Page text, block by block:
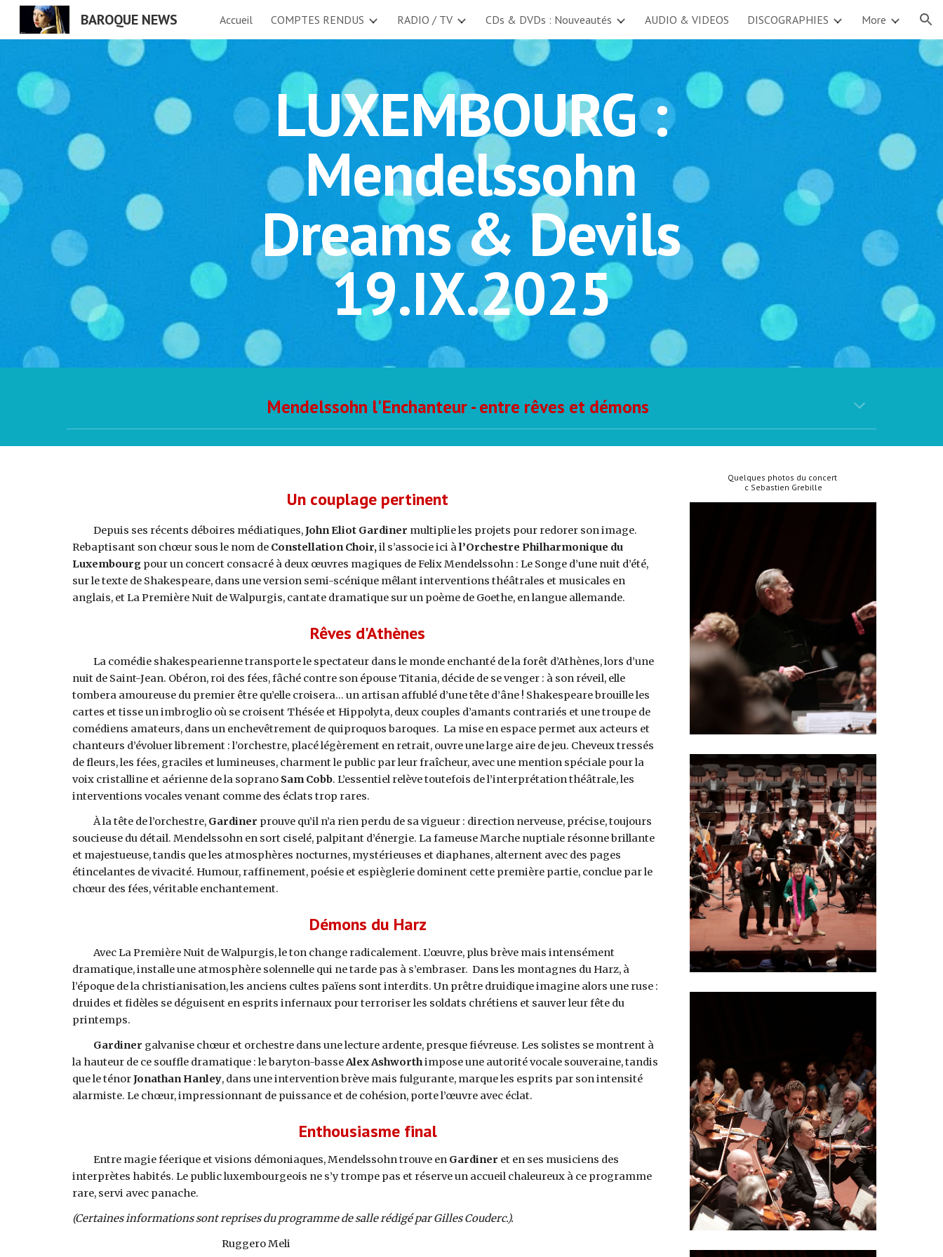
Skip to main content Skip to navigation
BAROQUE NEWS Accueil COMPTES RENDUS RADIO / TV CDs & DVDs : Nouveautés AUDIO & VIDEOS DISCOGRAPHIES More
LUXEMBOURG :
Mendelssohn
Dreams & Devils
19.IX.2025
Mendelssohn l'Enchanteur - entre rêves et démons
Un couplage pertinent
Depuis ses récents déboires médiatiques,John Eliot Gardiner multiplie les projets pour redorer son image.
Rebaptisant son chœur sous le nom de Constellation Choir,il s’associe ici àl’Orchestre Philharmonique du
Luxembourgpour un concert consacré à deux œuvres magiques de Felix Mendelssohn : Le Songe d’une nuit d’été,
sur le texte de Shakespeare, dans une version semi-scénique mêlant interventions théâtrales et musicales en
anglais, et La Première Nuit de Walpurgis, cantate dramatique sur un poème de Goethe, en langue allemande.
Rêves d'Athènes
La comédie shakespearienne transporte le spectateur dans le monde enchanté de la forêt d’Athènes, lors d’une
nuit de Saint-Jean. Obéron, roi des fées, fâché contre son épouse Titania, décide de se venger : à son réveil, elle
tombera amoureuse du premier être qu’elle croisera… un artisan affublé d’une tête d’âne ! Shakespeare brouille les
cartes et tisse un imbroglio où se croisent Thésée et Hippolyta, deux couples d’amants contrariés et une troupe de
comédiens amateurs, dans un enchevêtrement de quiproquos baroques. La mise en espace permet aux acteurs et
chanteurs d’évoluer librement : l’orchestre, placé légèrement en retrait, ouvre une large aire de jeu. Cheveux tressés
de fleurs, les fées, graciles et lumineuses, charment le public par leur fraîcheur, avec une mention spéciale pour la
voix cristalline et aérienne de la soprano Sam Cobb. L’essentiel relève toutefois de l’interprétation théâtrale, les
interventions vocales venant comme des éclats trop rares.
À la tête de l’orchestre, Gardiner prouve qu’il n’a rien perdu de sa vigueur : direction nerveuse, précise, toujours
soucieuse du détail. Mendelssohn en sort ciselé, palpitant d’énergie. La fameuse Marche nuptiale résonne brillante
et majestueuse, tandis que les atmosphères nocturnes, mystérieuses et diaphanes, alternent avec des pages
étincelantes de vivacité. Humour, raffinement, poésie et espièglerie dominent cette première partie, conclue par le
chœur des fées, véritable enchantement.
Démons du Harz
Avec La Première Nuit de Walpurgis, le ton change radicalement. L’œuvre, plus brève mais intensément
dramatique, installe une atmosphère solennelle qui ne tarde pas à s’embraser. Dans les montagnes du Harz, à
l’époque de la christianisation, les anciens cultes païens sont interdits. Un prêtre druidique imagine alors une ruse :
druides et fidèles se déguisent en esprits infernaux pour terroriser les soldats chrétiens et sauver leur fête du
printemps.
Gardiner galvanise chœur et orchestre dans une lecture ardente, presque fiévreuse. Les solistes se montrent à
la hauteur de ce souffle dramatique : le baryton-basseAlex Ashworthimpose une autorité vocale souveraine, tandis
que le ténorJonathan Hanley, dans une intervention brève mais fulgurante, marque les esprits par son intensité
alarmiste. Le chœur, impressionnant de puissance et de cohésion, porte l’œuvre avec éclat.
Enthousiasme final
Entre magie féerique et visions démoniaques, Mendelssohn trouve en Gardiner et en ses musiciens des
interprètes habités. Le public luxembourgeois ne s’y trompe pas et réserve un accueil chaleureux à ce programme
rare, servi avec panache.
(Certaines informations sont reprises du programme de salle rédigé par Gilles Couderc.).
Ruggero Meli
Quelques photos du concert
c Sebastien Grebille